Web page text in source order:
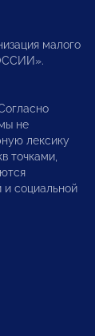
малого
не
лексику
точками,
социальной